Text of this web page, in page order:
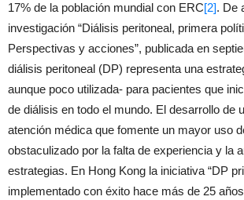
17% de la población mundial con ERC[2]. De
investigación “Diálisis peritoneal, primera
Perspectivas y acciones”, publicada en
diálisis peritoneal (DP) representa una
aunque poco utilizada- para pacientes que
de diálisis en todo el mundo. El desarrollo de
atención médica que fomente un mayor uso
obstaculizado por la falta de experiencia y la
estrategias. En Hong Kong la iniciativa “DP
implementado con éxito hace más de 25